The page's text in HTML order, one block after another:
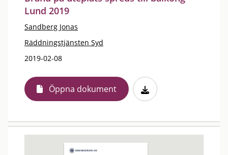
Lund 2019
Sandberg Jonas
Räddningstjänsten Syd
2019-02-08
Öppna dokument